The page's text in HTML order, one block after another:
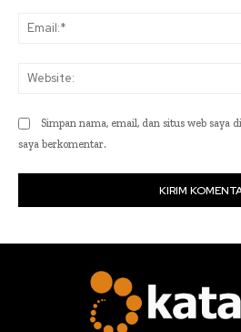
Simpan nama, email, dan situs web saya
saya berkomentar.